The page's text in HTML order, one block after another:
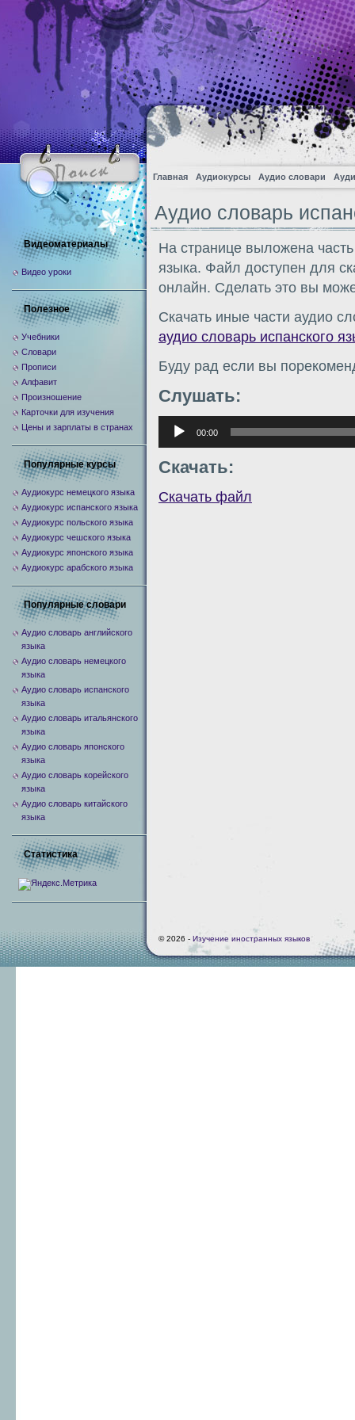
Главная Аудиокурсы Аудио словари
Аудио словарь
На странице выложена
языка. Файл доступен для
онлайн. Сделать это вы
Скачать иные части аудио
аудио словарь испанского
Буду рад если вы
Слушать:
Аудиоплеер
00:00
Скачать:
Скачать файл
Видеоматериалы
Видео уроки
Полезное
Учебники
Словари
Прописи
Алфавит
Произношение
Карточки для изучения
Цены и зарплаты в странах
Популярные курсы
Аудиокурс немецкого языка
Аудиокурс испанского языка
Аудиокурс польского языка
Аудиокурс чешского языка
Аудиокурс японского языка
Аудиокурс арабского языка
Популярные словари
Аудио словарь английского
языка
Аудио словарь немецкого
языка
Аудио словарь испанского
языка
Аудио словарь итальянского
языка
Аудио словарь японского
языка
Аудио словарь корейского
языка
Аудио словарь китайского
языка
Статистика
© 2026 - Изучение иностранных языков